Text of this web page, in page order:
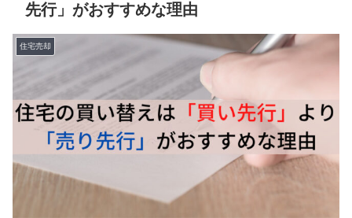
先行」がおすすめな理由
住宅売却